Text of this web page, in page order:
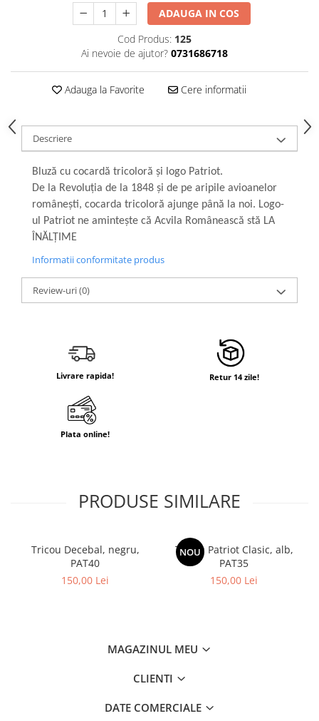
ADAUGA IN COS
Cod Produs: 125
Ai nevoie de ajutor? 0731686718
Adauga la Favorite Cere informatii
Descriere
Bluză cu cocardă tricoloră și logo Patriot.
De la Revoluția de la 1848 și de pe aripile avioanelor
românești, cocarda tricoloră ajunge până la noi. Logo-
ul Patriot ne amintește că Acvila Românească stă LA
ÎNĂLȚIME
Informatii conformitate produs
Review-uri(0)
Livrare rapida! Retur 14 zile!
Plata online!
PRODUSE SIMILARE
Tricou Decebal, negru,
PAT40
150,00 Lei
NOU
Tricou Patriot Clasic, alb,
PAT35
150,00 Lei
MAGAZINUL MEU
CLIENTI
DATE COMERCIALE